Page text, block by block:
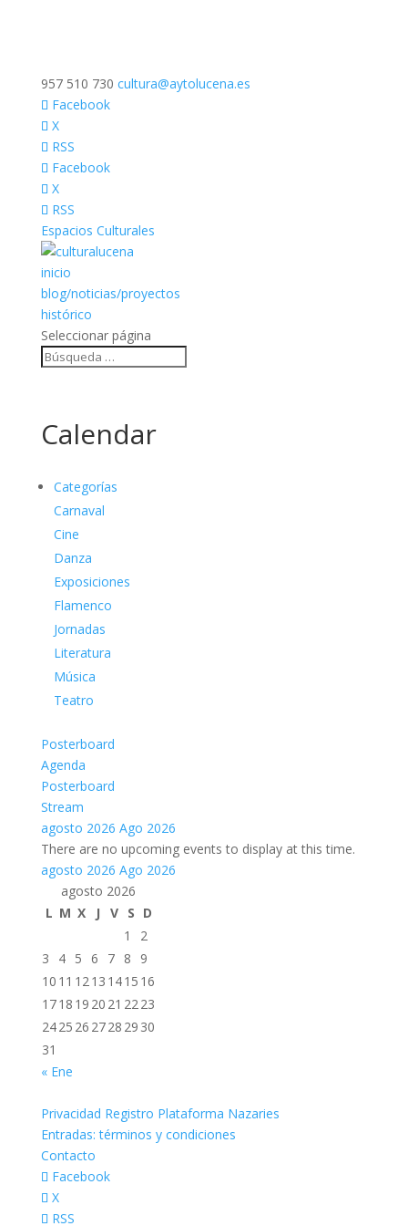
957 510 730 cultura@aytolucena.es
Facebook
X
RSS
Facebook
X
RSS
Espacios Culturales
inicio
blog/noticias/proyectos
histórico
Seleccionar página
Calendar
Categorías
Carnaval
Cine
Danza
Exposiciones
Flamenco
Jornadas
Literatura
Música
Teatro
Posterboard
Agenda
Posterboard
Stream
agosto 2026 Ago 2026
There are no upcoming events to display at this time.
agosto 2026 Ago 2026
agosto 2026
L M X J V S D
1
2
3
4 5 6 7 8
9
10 11 1213 1415 16
1718 19 20 21 2223
2425 26 2728 29 30
31
« Ene
Privacidad Registro Plataforma Nazaries
Entradas: términos y condiciones
Contacto
Facebook
X
RSS